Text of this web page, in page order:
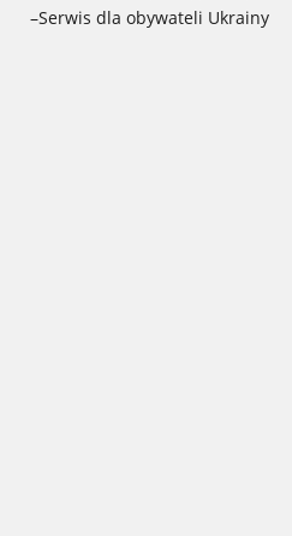
–Serwis dla obywateli Ukrainy